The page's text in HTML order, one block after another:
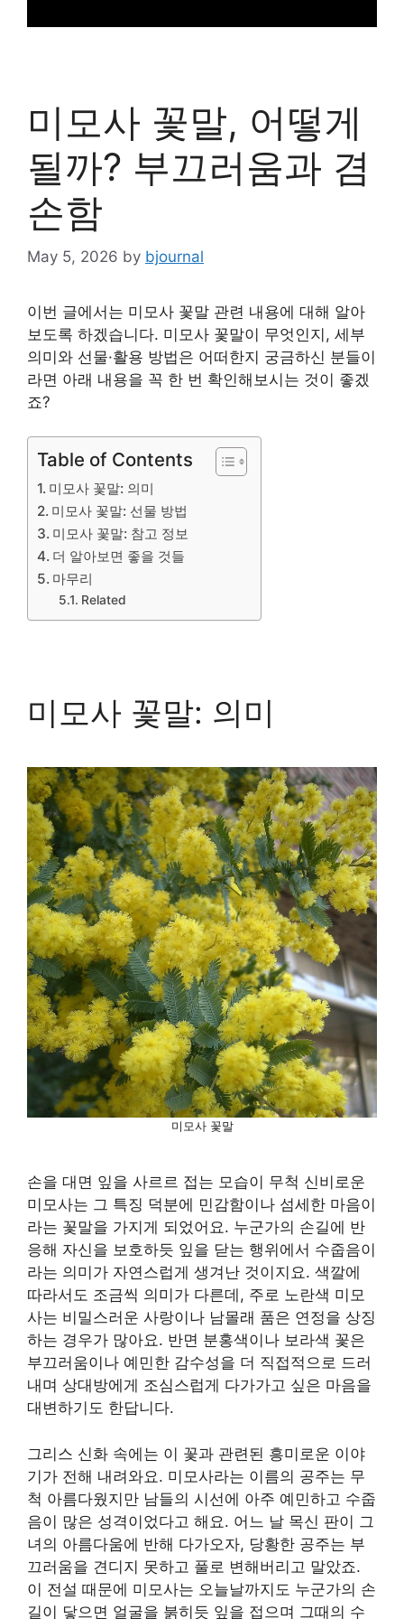
미모사 꽃말, 어떻게
될까? 부끄러움과 겸
손함
May 5, 2026 by bjournal
이번 글에서는 미모사 꽃말 관련 내용에 대해 알아
보도록 하겠습니다. 미모사 꽃말이 무엇인지, 세부
의미와 선물·활용 방법은 어떠한지 궁금하신 분들이
라면 아래 내용을 꼭 한 번 확인해보시는 것이 좋겠
죠?
Table of Contents
미모사 꽃말: 의미
미모사 꽃말: 선물 방법
미모사 꽃말: 참고 정보
더 알아보면 좋을 것들
마무리
Related
미모사 꽃말: 의미
미모사 꽃말
손을 대면 잎을 사르르 접는 모습이 무척 신비로운
미모사는 그 특징 덕분에 민감함이나 섬세한 마음이
라는 꽃말을 가지게 되었어요. 누군가의 손길에 반
응해 자신을 보호하듯 잎을 닫는 행위에서 수줍음이
라는 의미가 자연스럽게 생겨난 것이지요. 색깔에
따라서도 조금씩 의미가 다른데, 주로 노란색 미모
사는 비밀스러운 사랑이나 남몰래 품은 연정을 상징
하는 경우가 많아요. 반면 분홍색이나 보라색 꽃은
부끄러움이나 예민한 감수성을 더 직접적으로 드러
내며 상대방에게 조심스럽게 다가가고 싶은 마음을
대변하기도 한답니다.
그리스 신화 속에는 이 꽃과 관련된 흥미로운 이야
기가 전해 내려와요. 미모사라는 이름의 공주는 무
척 아름다웠지만 남들의 시선에 아주 예민하고 수줍
음이 많은 성격이었다고 해요. 어느 날 목신 판이 그
녀의 아름다움에 반해 다가오자, 당황한 공주는 부
끄러움을 견디지 못하고 풀로 변해버리고 말았죠.
이 전설 때문에 미모사는 오늘날까지도 누군가의 손
길이 닿으면 얼굴을 붉히듯 잎을 접으며 그때의 수